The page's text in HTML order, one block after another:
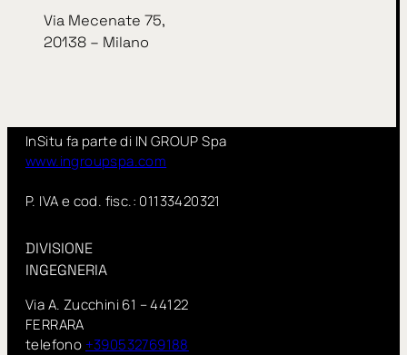
Via Mecenate 75,
20138 – Milano
telefono+3904098277
InSitu fa parte di IN GROUP Spa
www.ingroupspa.com
P. IVA e cod. fisc.: 01133420321
DIVISIONE
INGEGNERIA
Via A. Zucchini 61 – 44122
FERRARA
telefono +390532769188